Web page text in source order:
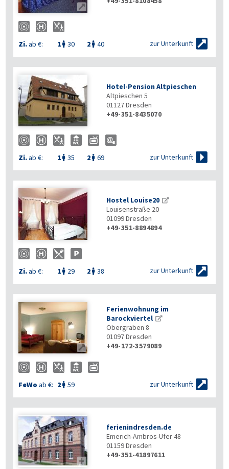

Zi.ab €: 1  30 2  40 zur Unterkunft 
Hotel-Pension Altpieschen
Altpieschen 5
01127Dresden
+49-351-8435070
Zi.ab €: 1  35 2  69 zur Unterkunft 

Hostel Louise20
Louisenstraße 20
01099Dresden
+49-351-8894894
Zi.ab €: 1  29 2  38 zur Unterkunft 

Ferienwohnung im
Barockviertel
Obergraben 8
01097Dresden
+49-172-3579089
FeWo ab €: 2  59 zur Unterkunft 

ferienindresden.de
Emerich-Ambros-Ufer 48
01159Dresden
+49-351-41897611